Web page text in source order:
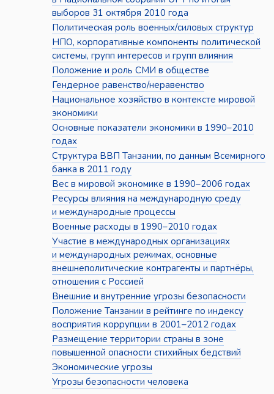
выборов 31 октября 2010 года
Политическая роль военных/силовых структур
НПО, корпоративные компоненты политической
системы, групп интересов и групп влияния
Положение и роль СМИ в обществе
Гендерное равенство/неравенство
Национальное хозяйство в контексте мировой
экономики
Основные показатели экономики в 1990–2010
годах
Структура ВВП Танзании, по данным Всемирного
банка в 2011 году
Вес в мировой экономике в 1990–2006 годах
Ресурсы влияния на международную среду
и международные процессы
Военные расходы в 1990–2010 годах
Участие в международных организациях
и международных режимах, основные
внешнеполитические контрагенты и партнёры,
отношения с Россией
Внешние и внутренние угрозы безопасности
Положение Танзании в рейтинге по индексу
восприятия коррупции в 2001–2012 годах
Размещение территории страны в зоне
повышенной опасности стихийных бедствий
Экономические угрозы
Угрозы безопасности человека